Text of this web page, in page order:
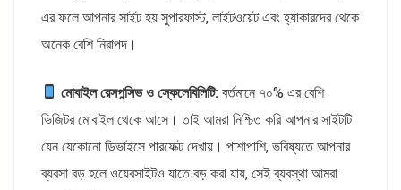
এর ফলে আপনার সাইট হয় সুপারফাস্ট, লাইটওয়েট এবং হ্যাকারদের থেকে
অনেক বেশি নিরাপদ।
মোবাইল রেসপন্সিভ ও স্কেলেবিলিটি: বর্তমানে ৭০% এর বেশি
ভিজিটর মোবাইল থেকে আসে। তাই আমরা নিশ্চিত করি আপনার সাইটটি
যেন যেকোনো ডিভাইসে পারফেক্ট দেখায়। পাশাপাশি, ভবিষ্যতে আপনার
ব্যবসা বড় হলে ওয়েবসাইটও যাতে বড় করা যায়, সেই ব্যবস্থা আমরা